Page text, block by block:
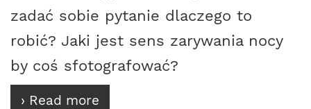
zadać sobie pytanie dlaczego to
robić? Jaki jest sens zarywania nocy
by coś sfotografować?
› Read more